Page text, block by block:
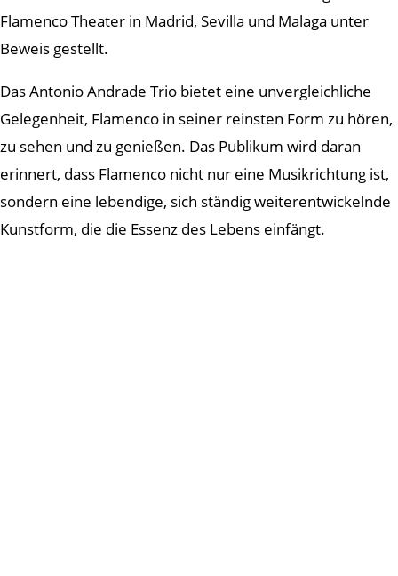
Flamenco Theater in Madrid, Sevilla und Malaga unter
Beweis gestellt.
Das Antonio Andrade Trio bietet eine unvergleichliche
Gelegenheit, Flamenco in seiner reinsten Form zu hören,
zu sehen und zu genießen. Das Publikum wird daran
erinnert, dass Flamenco nicht nur eine Musikrichtung ist,
sondern eine lebendige, sich ständig weiterentwickelnde
Kunstform, die die Essenz des Lebens einfängt.